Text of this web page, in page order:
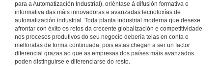
para a Automatización Industrial), oriéntase á difusión formativa e
informativa das máis innovadoras e avanzadas tecnoloxías de
automatización industrial. Toda planta industrial moderna que desexe
afrontar con éxito os retos da crecente globalización e competitividade
nos procesos produtivos do seu negocio debería telas en conta e
melloralas de forma continuada, pois estas chegan a ser un factor
diferencial grazas ao que as empresas dos países máis avanzados
poden distinguirse e diferenciarse do resto.
JAI 2018 Entrevista a Armando Gonzalez
Presidente, ISA sección española
12 de mar. de 2018
IoT, a conexión do PLC ó Mundo de Internet
Intervención de Lluís Moreno